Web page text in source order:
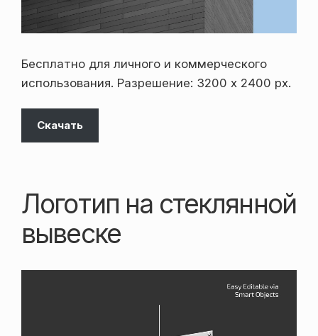
Бесплатно для личного и коммерческого
использования. Разрешение: 3200 x 2400 px.
Скачать
Логотип на стеклянной
вывеске